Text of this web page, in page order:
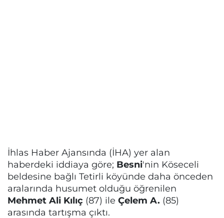
İhlas Haber Ajansında (İHA) yer alan
haberdeki iddiaya göre; Besni'nin Köseceli
beldesine bağlı Tetirli köyünde daha önceden
aralarında husumet olduğu öğrenilen
Mehmet Ali Kılıç (87) ile Çelem A. (85)
arasında tartışma çıktı.